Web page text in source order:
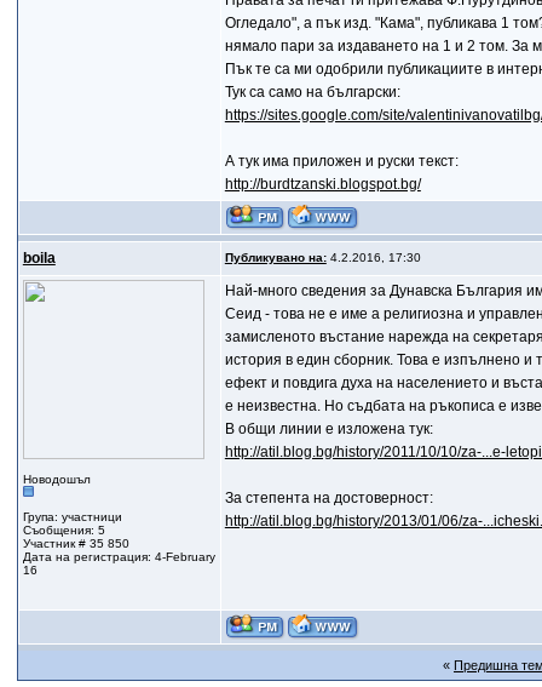
Огледaло", а пък изд. "Кама", публикава 1
нямало пари за издаването на 1 и 2 том. За
Пък те сa ми одобрили публикaциите в
Тук са само на български:
https://sites.google.com/site/
А тук има приложен и руски текст:
http://burdtzanski.blogspot.bg/
boila Публикувано на:4.2.2016, 17:30
Новодошъл
Група: участници
Съобщения: 5
Участник # 35 850
Дата на регистрация: 4-February
16
Най-много сведения за Дунавска България
Сеид - това не е име а религиозна и
замисленото въстание нарежда на
история в един сборник. Това е изпълнено и
ефект и повдига духа на населението и
е неизвестна. Но съдбата на ръкописа е
В общи линии е изложена тук:
http://atil.blog.bg/history/2011/10/10/za-...e-
За степента на достоверност:
http://atil.blog.bg/history/2013/01/06/za-
« Предишна